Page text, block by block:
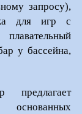
запросу),
для игр с
у бассейна,